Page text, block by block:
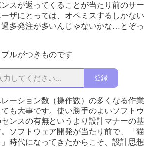
スが返ってくることが当たり前のサー
ザにとっては、オペミスするしかない
多発注が多いんじゃないかな…とぞっ
ルがつきものです
登録
ーション数（操作数）の多くなる作業
も大事です。使い勝手のよいソフトウ
ンスの有無というより設計マナーの基
ソフトウェア開発が当たり前で、「猫
時代になってきたからこそ、設計思想